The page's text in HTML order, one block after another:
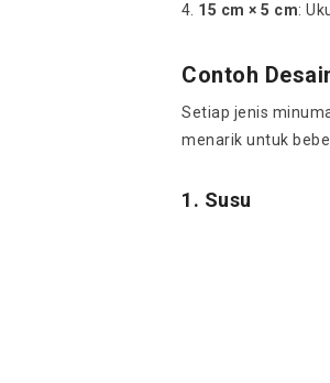
15 cm × 5 cm:
Contoh
Setiap jenis
menarik untuk
1. Susu